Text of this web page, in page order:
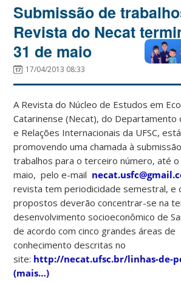
Submissão de
Revista do Necat
31 de maio
17/04/2013 08:33
A Revista do Núcleo de Estudos em
Catarinense (Necat), do Departamento
e Relações Internacionais da UFSC, está
promovendo uma chamada à
trabalhos para o terceiro número, até o
maio, pelo e-mail
revista tem periodicidade semestral, e
propostos deverão concentrar-se na
desenvolvimento socioeconômico de
de acordo com cinco grandes áreas de
conhecimento descritas no
site: http://necat.ufsc.br/linhas-de-
(mais…)